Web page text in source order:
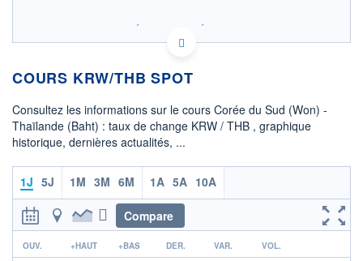
SIX - FOREX 2 DONNÉES TEMPS RÉEL
Politique d'exécution
12h41
0,0233
0,0234
OUVERTURE
0,0233
CLÔTURE VEILLE
0,0234 0,0233
COURS KRW/THB SPOT
Consultez les informations sur le cours Corée du Sud (Won) -
Thaïlande (Baht) : taux de change KRW / THB , graphique
historique, dernières actualités, ...
1J 5J 1M 3M 6M 1A 5A 10A
Compare
r
OUV. +HAUT +BAS DER. VAR. VOL.